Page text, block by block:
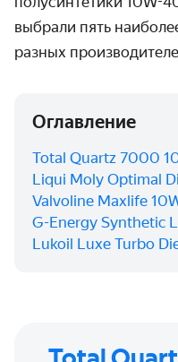
выбрали пять
разных
Оглавление
Total Quartz 7000
Liqui Moly Optimal
Valvoline Maxlife
G-Energy Synthetic
Lukoil Luxe Turbo